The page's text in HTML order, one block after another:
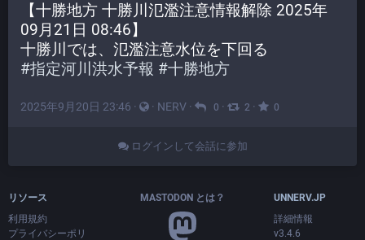
【十勝地方 十勝川氾濫注意情報解除 2025年
09月21日 08:46】
十勝川では、氾濫注意水位を下回る
#指定河川洪水予報 #十勝地方
2025年9月20日 23:46 · · NERV · 0 · 2 · 0
ログインして会話に参加
リソース
利用規約
プライバシーポリ
MASTODON とは？
UNNERV.JP
詳細情報
v3.4.6